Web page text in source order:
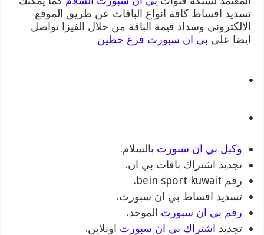
تسديد اقساط كافة انواع الباقات عن طريق الموقع
الالكتروني وسداد قيمة الباقة من خلال الفيزا تواصل
ايضا على بي ان سبورت فرع حطين
وكيل بي ان سبورت بالسلام.
تجديد اشتراك باقات بي ان.
رقم bein sport kuwait.
تسديد اقساط بي ان سبورت.
رقم بي ان سبورت الموحد.
تجديد اشتراك بي ان سبورت اونلاين.